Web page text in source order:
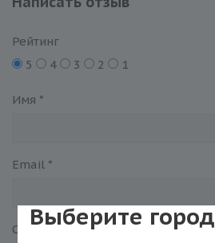
Выберите город
Рейтинг
5
4 3 2 1
Имя *
Email *
Отзыв*